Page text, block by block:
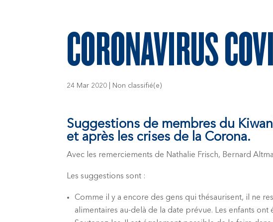
CORONAVIRUS
24 Mar 2020 Non classifié(e)
Suggestions de membres du
et après les crises de la Corona.
Avec les remerciements de Nathalie Frisch, Bernard
Les suggestions sont :
Comme il y a encore des gens qui thésaurisent, il ne
alimentaires au-delà de la date prévue. Les enfants